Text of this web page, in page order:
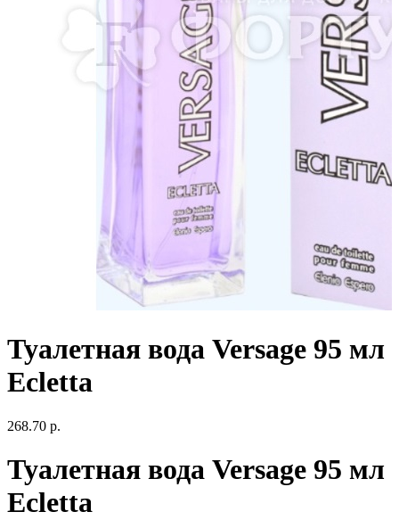
Туалетная вода Versage 95 мл
Ecletta
268.70 р.
Туалетная вода Versage 95 мл
Ecletta